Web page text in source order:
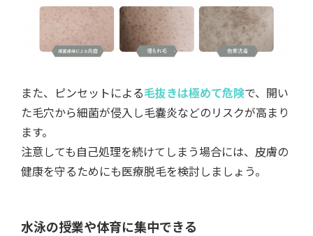
また、ピンセットによる毛抜きは極めて危険で、開い
た毛穴から細菌が侵入し毛嚢炎などのリスクが高まり
ます。
注意しても自己処理を続けてしまう場合には、皮膚の
健康を守るためにも医療脱毛を検討しましょう。
水泳の授業や体育に集中できる